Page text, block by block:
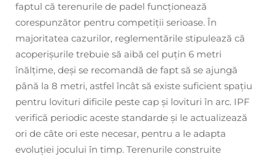
faptul că terenurile de padel funcționează
corespunzător pentru competiții serioase. În
majoritatea cazurilor, reglementările stipulează că
acoperișurile trebuie să aibă cel puțin 6 metri
înălțime, deși se recomandă de fapt să se ajungă
până la 8 metri, astfel încât să existe suficient spațiu
pentru lovituri dificile peste cap și lovituri în arc. IPF
verifică periodic aceste standarde și le actualizează
ori de câte ori este necesar, pentru a le adapta
evoluției jocului în timp. Terenurile construite